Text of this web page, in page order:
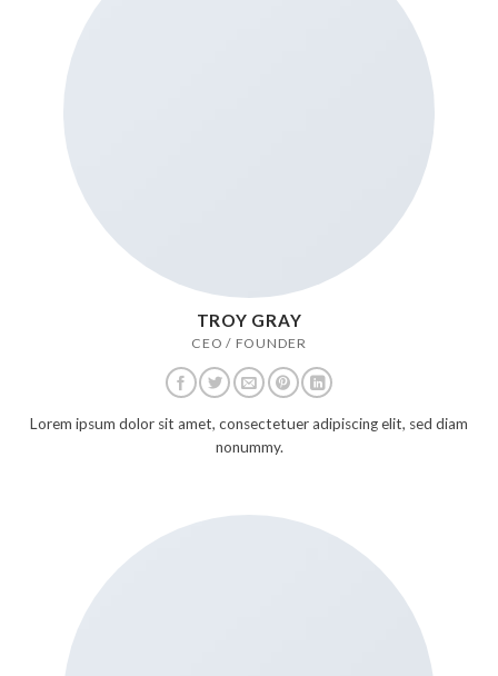
TROY GRAY
CEO / FOUNDER
Lorem ipsum dolor sit amet, consectetuer adipiscing elit, sed diam
nonummy.